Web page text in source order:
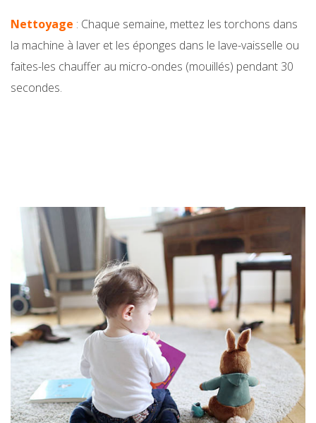
Nettoyage : Chaque semaine, mettez les torchons dans
la machine à laver et les éponges dans le lave-vaisselle ou
faites-les chauffer au micro-ondes (mouillés) pendant 30
secondes.